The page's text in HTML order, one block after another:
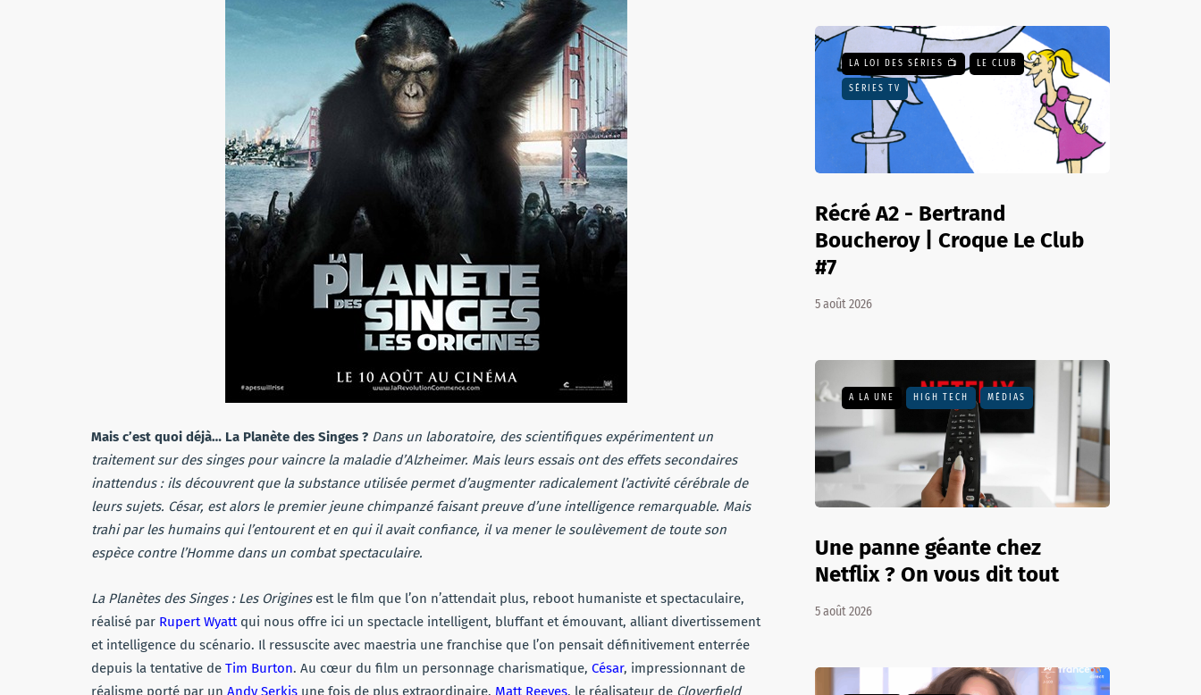
Mais c’est quoi déjà… La Planète des Singes ? Dans un laboratoire, des scientifiques expérimentent un
traitement sur des singes pour vaincre la maladie d’Alzheimer. Mais leurs essais ont des effets secondaires
inattendus : ils découvrent que la substance utilisée permet d’augmenter radicalement l’activité cérébrale de
leurs sujets. César, est alors le premier jeune chimpanzé faisant preuve d’une intelligence remarquable. Mais
trahi par les humains qui l’entourent et en qui il avait confiance, il va mener le soulèvement de toute son
espèce contre l’Homme dans un combat spectaculaire.
La Planètes des Singes : Les Originesest le film que l’on n’attendait plus, reboot humaniste et spectaculaire,
réalisé par Rupert Wyatt qui nous offre ici un spectacle intelligent, bluffant et émouvant, alliant divertissement
et intelligence du scénario. Il ressuscite avec maestria une franchise que l’on pensait définitivement enterrée
depuis la tentative de Tim Burton. Au cœur du film un personnage charismatique, César, impressionnant de
réalisme porté par un Andy Serkis une fois de plus extraordinaire. Matt Reeves, le réalisateur de Cloverfield
LA LOI DES SÉRIES 📺 LE CLUB
SÉRIES TV
Récré A2 - Bertrand
Boucheroy | Croque Le Club
#7
5 août 2026
A LA UNE HIGH TECH MÉDIAS
Une panne géante chez
Netflix ? On vous dit tout
5 août 2026